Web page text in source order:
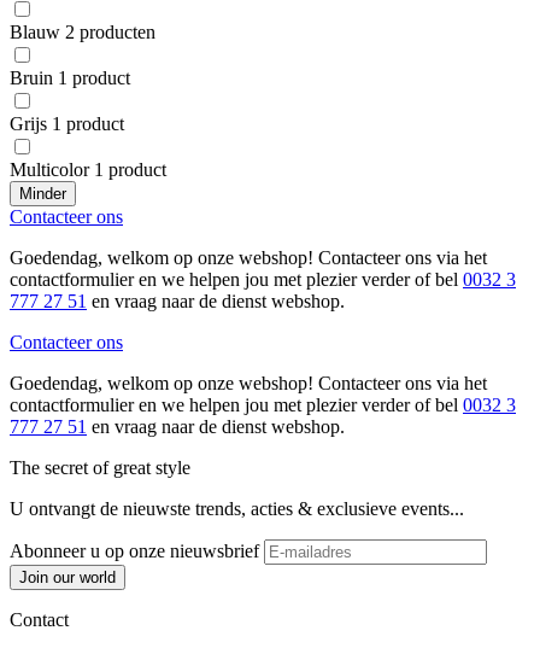
Blauw 2 producten
Bruin 1 product
Grijs 1 product
Multicolor 1 product
Minder
Contacteer ons
Goedendag, welkom op onze webshop! Contacteer ons via het
contactformulier en we helpen jou met plezier verder of bel 0032 3
777 27 51 en vraag naar de dienst webshop.
Contacteer ons
Goedendag, welkom op onze webshop! Contacteer ons via het
contactformulier en we helpen jou met plezier verder of bel 0032 3
777 27 51 en vraag naar de dienst webshop.
The secret of great style
U ontvangt de nieuwste trends, acties & exclusieve events...
Abonneer u op onze nieuwsbrief
Join our world
Contact